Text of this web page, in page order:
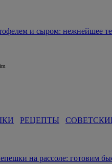
и сыром: нежнейшее
РЕЦЕПТЫ
на рассоле: готовим